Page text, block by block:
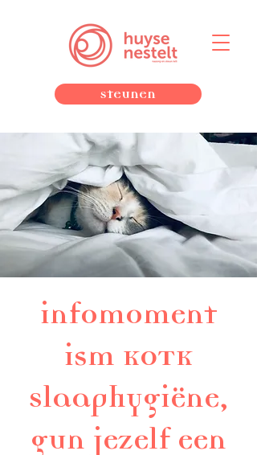
Steunen
infomoment
ism KOTK
Slaaphygiëne,
gun jezelf een